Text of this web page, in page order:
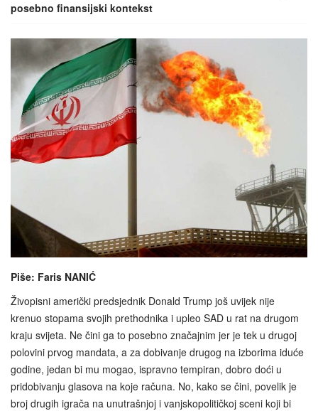
posebno finansijski kontekst
Piše: Faris NANIĆ
Živopisni američki predsjednik Donald Trump još uvijek nije
krenuo stopama svojih prethodnika i upleo SAD u rat na drugom
kraju svijeta. Ne čini ga to posebno značajnim jer je tek u drugoj
polovini prvog mandata, a za dobivanje drugog na izborima iduće
godine, jedan bi mu mogao, ispravno tempiran, dobro doći u
pridobivanju glasova na koje računa. No, kako se čini, povelik je
broj drugih igrača na unutrašnjoj i vanjskopolitičkoj sceni koji bi